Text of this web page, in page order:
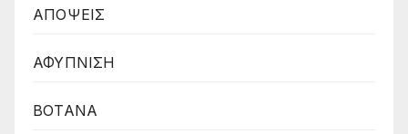
ΑΠΟΨΕΙΣ
ΑΦΥΠΝΙΣΗ
ΒΟΤΑΝΑ